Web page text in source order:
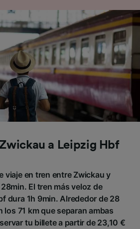
a Leipzig Hbf
viaje en tren entre Zwickau y
El tren más veloz de
dura 1h 9min. Alrededor de 28
los 71 km que separan ambas
tu billete a partir de 23,10 €